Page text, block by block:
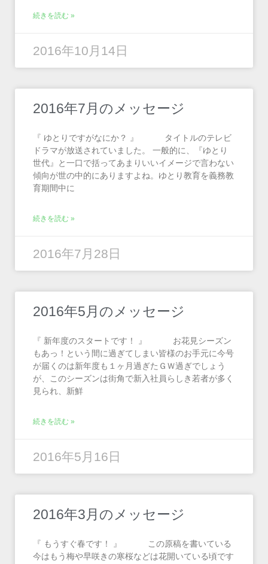
続きを読む »
2016年10月14日
2016年7月のメッセージ
『 ゆとりですがなにか？ 』 タイトルのテレビ
ドラマが放送されていました。 一般的に、『ゆとり
世代』と一口で括ってあまりいいイメージで言わない
傾向が世の中的にありますよね。ゆとり教育を義務教
育期間中に
続きを読む »
2016年7月28日
2016年5月のメッセージ
『 新年度のスタートです！ 』 お花見シーズン
もあっ！という間に過ぎてしまい皆様のお手元に今号
が届くのは新年度も１ヶ月過ぎたＧＷ過ぎでしょう
が、このシーズンは街角で新入社員らしき若者が多く
見られ、新鮮
続きを読む »
2016年5月16日
2016年3月のメッセージ
『 もうすぐ春です！ 』 この原稿を書いている
今はもう梅や早咲きの寒桜などは花開いている頃です